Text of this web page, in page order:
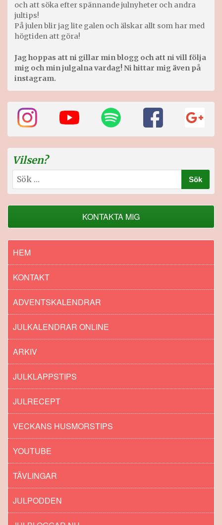
och att söka efter spännande julnyheter och andra
jultips!
På julen blir jag lite galen och älskar allt som har med
högtiden att göra!
Jag hoppas att ni gillar min blogg och att ni vill följa
mig och min julgalna vardag! Ni hittar mig även på
instagram.
Vilsen?
Sök
efter:
KONTAKTA MIG
HEM
KONTAKT
ADVENTSKALENDRAR
JULKALENDRAR ONLINE
ARKIV
JULKLAPPSTIPS
JULRECEPT
VECKANS HUSMORSTIPS
YOUTUBE
TÄVLINGAR
JULPODDEN